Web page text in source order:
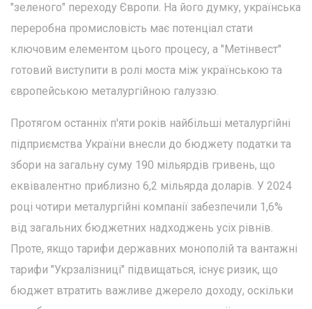
"зеленого" переходу Європи. На його думку, українська
переробна промисловість має потенціал стати
ключовим елементом цього процесу, а "Метінвест"
готовий виступити в ролі моста між українською та
європейською металургійною галуззю.
Протягом останніх п'яти років найбільші металургійні
підприємства України внесли до бюджету податки та
збори на загальну суму 190 мільярдів гривень, що
еквівалентно приблизно 6,2 мільярда доларів. У 2024
році чотири металургійні компанії забезпечили 1,6%
від загальних бюджетних надходжень усіх рівнів.
Проте, якщо тарифи державних монополій та вантажні
тарифи "Укрзалізниці" підвищаться, існує ризик, що
бюджет втратить важливе джерело доходу, оскільки